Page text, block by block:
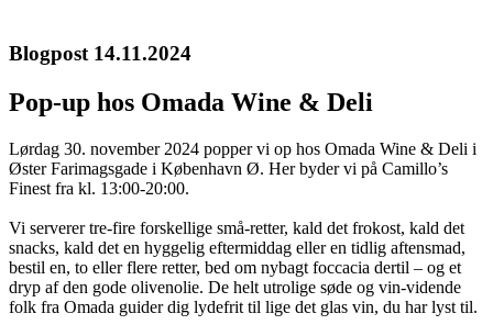
Blogpost 14.11.2024
Pop-up hos Omada Wine & Deli
Lørdag 30. november 2024 popper vi op hos Omada Wine & Deli i
Øster Farimagsgade i København Ø. Her byder vi på Camillo’s
Finest fra kl. 13:00-20:00.
Vi serverer tre-fire forskellige små-retter, kald det frokost, kald det
snacks, kald det en hyggelig eftermiddag eller en tidlig aftensmad,
bestil en, to eller flere retter, bed om nybagt foccacia dertil – og et
dryp af den gode olivenolie. De helt utrolige søde og vin-vidende
folk fra Omada guider dig lydefrit til lige det glas vin, du har lyst til.